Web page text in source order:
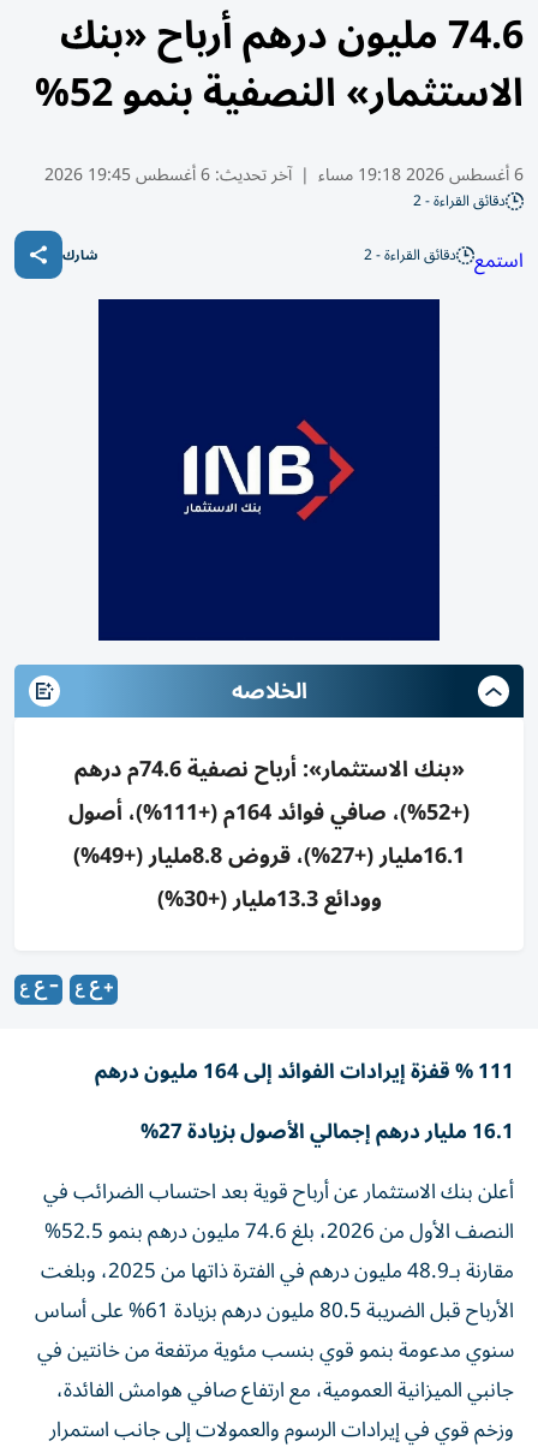
74.6 مليون درهم أرباح «بنك
الاستثمار» النصفية بنمو 52%
6 أغسطس 2026 19:18 مساء | آخر تحديث:6 أغسطس 19:45 2026
دقائق القراءة - 2
استمع دقائق القراءة - 2 شارك
الخلاصه
«بنك الاستثمار»: أرباح نصفية 74.6م درهم
(+52%)، صافي فوائد 164م (+111%)، أصول
16.1مليار (+27%)، قروض 8.8مليار (+49%)
وودائع 13.3مليار (+30%)
111 % قفزة إيرادات الفوائد إلى 164 مليون درهم
16.1 مليار درهم إجمالي الأصول بزيادة 27%
أعلن بنك الاستثمار عن أرباح قوية بعد احتساب الضرائب في
النصف الأول من 2026، بلغ 74.6 مليون درهم بنمو 52.5%
مقارنة بـ48.9 مليون درهم في الفترة ذاتها من 2025، وبلغت
الأرباح قبل الضريبة 80.5 مليون درهم بزيادة 61% على أساس
سنوي مدعومة بنمو قوي بنسب مئوية مرتفعة من خانتين في
جانبي الميزانية العمومية، مع ارتفاع صافي هوامش الفائدة،
وزخم قوي في إيرادات الرسوم والعمولات إلى جانب استمرار